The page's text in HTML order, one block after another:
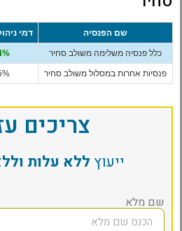
שם הפנסיה דמי
כלל פנסיה משלימה משולב סחיר
פנסיות אחרות במסלול משולב סחיר
צריכים
ייעוץללא עלות
שם מלא